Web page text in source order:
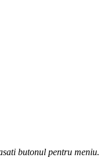
butonul pentru meniu.